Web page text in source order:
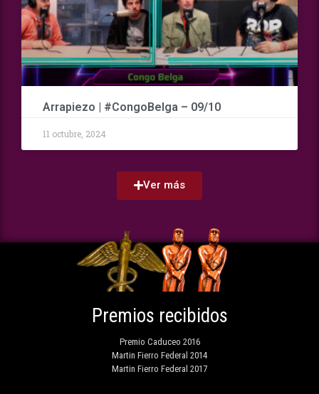
Arrapiezo | #CongoBelga – 09/10
11 octubre, 2024
Ver más
Premios recibidos
Premio Caduceo 2016
Martin Fierro Federal 2014
Martin Fierro Federal 2017